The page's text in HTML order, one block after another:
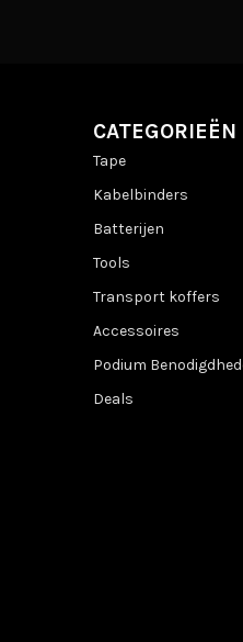
CATEGORIEËN
Tape
Kabelbinders
Batterijen
Tools
Transport koffers
Accessoires
Podium
Deals